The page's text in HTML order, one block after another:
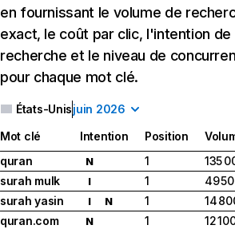
en fournissant le volume de
exact, le coût par clic, l'intention de
recherche et le niveau de
pour chaque mot clé.
États-Unisjuin 2026
Mot clé Intention Position
quran
N 1
135
surah mulk
I 1
49
surah yasin
I N 1
14
quran.com
N 1
12